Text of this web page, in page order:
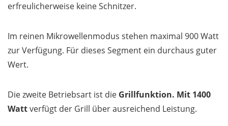
erfreulicherweise keine Schnitzer.
Im reinen Mikrowellenmodus stehen maximal 900 Watt
zur Verfügung. Für dieses Segment ein durchaus guter
Wert.
Die zweite Betriebsart ist die Grillfunktion. Mit 1400
Wattverfügt der Grill über ausreichend Leistung.